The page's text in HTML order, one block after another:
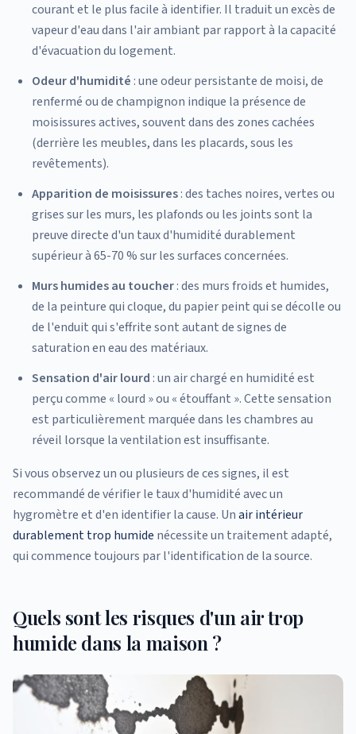
courant et le plus facile à identifier. Il traduit un excès de
vapeur d'eau dans l'air ambiant par rapport à la capacité
d'évacuation du logement.
Odeur d'humidité : une odeur persistante de moisi, de
renfermé ou de champignon indique la présence de
moisissures actives, souvent dans des zones cachées
(derrière les meubles, dans les placards, sous les
revêtements).
Apparition de moisissures: des taches noires, vertes ou
grises sur les murs, les plafonds ou les joints sont la
preuve directe d'un taux d'humidité durablement
supérieur à 65-70 % sur les surfaces concernées.
Murs humides au toucher: des murs froids et humides,
de la peinture qui cloque, du papier peint qui se décolle ou
de l'enduit qui s'effrite sont autant de signes de
saturation en eau des matériaux.
Sensation d'air lourd : un air chargé en humidité est
perçu comme « lourd » ou « étouffant ». Cette sensation
est particulièrement marquée dans les chambres au
réveil lorsque la ventilation est insuffisante.
Si vous observez un ou plusieurs de ces signes, il est
recommandé de vérifier le taux d'humidité avec un
hygromètre et d'en identifier la cause. Unair intérieur
durablement trop humide nécessite un traitement adapté,
qui commence toujours par l'identification de la source.
Quels sont les risques d'un air trop
humide dans la maison ?